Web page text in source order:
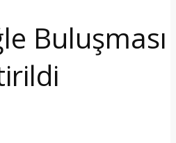
Buluşması